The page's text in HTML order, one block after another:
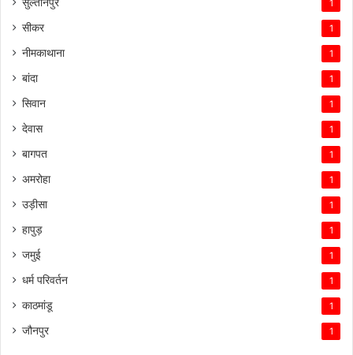
सुल्तानपुर 1
सीकर 1
नीमकाथाना 1
बांदा 1
सिवान 1
देवास 1
बागपत 1
अमरोहा 1
उड़ीसा 1
हापुड़ 1
जमुई 1
धर्म परिवर्तन 1
काठमांडू 1
जौनपुर 1